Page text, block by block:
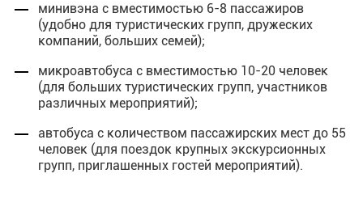
минивэна с вместимостью 6-8 пассажиров
(удобно для туристических групп, дружеских
компаний, больших семей);
микроавтобуса с вместимостью 10-20 человек
(для больших туристических групп, участников
различных мероприятий);
автобуса с количеством пассажирских мест до 55
человек (для поездок крупных экскурсионных
групп, приглашенных гостей мероприятий).